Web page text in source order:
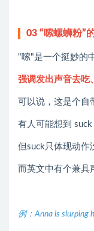
03 “嗦螺蛳粉”
"嗦"是一个挺妙的
强调发出声音去吃
可以说，这是个自
有人可能想到 suck
但suck只体现动作
而英文中有个兼具
例：Anna is slurping